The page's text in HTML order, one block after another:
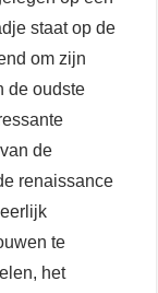
staat op de
om zijn
de oudste
de
renaissance
te
het